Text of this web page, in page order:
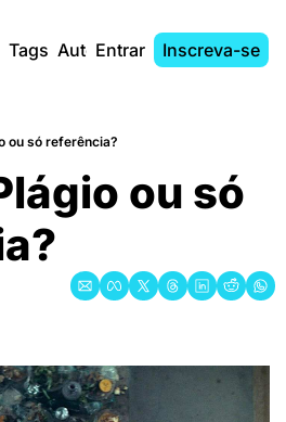
Tags AutoresEntrar Inscreva-se
ou só referência?
ou só